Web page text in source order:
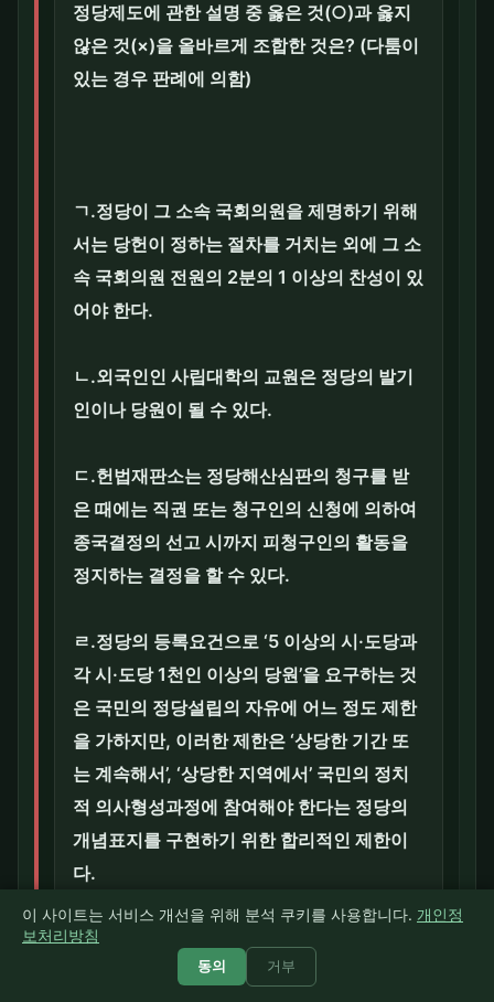
정당제도에 관한 설명 중 옳은 것(○)과 옳지
않은 것(×)을 올바르게 조합한 것은? (다툼이
있는 경우 판례에 의함)
ㄱ.정당이 그 소속 국회의원을 제명하기 위해
서는 당헌이 정하는 절차를 거치는 외에 그 소
속 국회의원 전원의 2분의 1 이상의 찬성이 있
어야 한다.
ㄴ.외국인인 사립대학의 교원은 정당의 발기
인이나 당원이 될 수 있다.
ㄷ.헌법재판소는 정당해산심판의 청구를 받
은 때에는 직권 또는 청구인의 신청에 의하여
종국결정의 선고 시까지 피청구인의 활동을
정지하는 결정을 할 수 있다.
ㄹ.정당의 등록요건으로 ‘5 이상의 시·도당과
각 시·도당 1천인 이상의 당원’을 요구하는 것
은 국민의 정당설립의 자유에 어느 정도 제한
을 가하지만, 이러한 제한은 ‘상당한 기간 또
는 계속해서’, ‘상당한 지역에서’ 국민의 정치
적 의사형성과정에 참여해야 한다는 정당의
개념표지를 구현하기 위한 합리적인 제한이
다.
ㅁ.임기만료에 의한 국회의원선거에 참여하
여 의석을 얻지 못하고 유효투표총수의 100
이 사이트는 서비스 개선을 위해 분석 쿠키를 사용합니다. 개인정
보처리방침
동의 거부